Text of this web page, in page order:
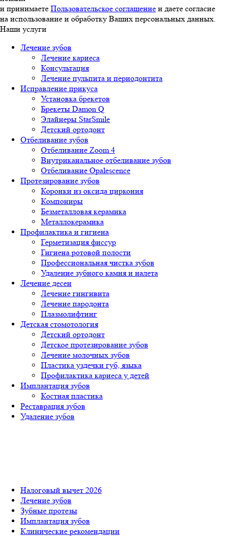
и принимаете Пользовательское соглашение и даете согласие
на использование и обработку Ваших персональных данных.
Наши услуги
Лечение зубов
Лечение кариеса
Консультация
Лечение пульпита и периодонтита
Исправление прикуса
Установка брекетов
Брекеты Damon Q
Элайнеры StarSmile
Детский ортодонт
Отбеливание зубов
Отбеливание Zoom 4
Внутриканальное отбеливание зубов
Отбеливание Opalescence
Протезирование зубов
Коронки из оксида циркония
Компониры
Безметалловая керамика
Металлокерамика
Профилактика и гигиена
Герметизация фиссур
Гигиена ротовой полости
Профессиональная чистка зубов
Удаление зубного камня и налета
Лечение десен
Лечение гингивита
Лечение пародонта
Плазмолифтинг
Детская стомотология
Детский ортодонт
Детское протезирование зубов
Лечение молочных зубов
Пластика уздечки губ, языка
Профилактика кариеса у детей
Имплантация зубов
Костная пластика
Реставрация зубов
Удаление зубов
Налоговый вычет 2026
Лечение зубов
Зубные протезы
Имплантация зубов
Клинические рекомендации